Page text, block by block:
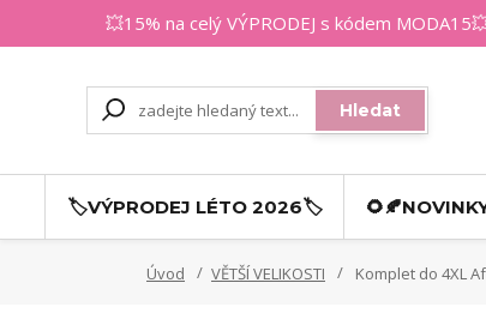
💥15% na celý VÝPRODEJ s kódem
Hledat
🏷️VÝPRODEJ LÉTO 2026🏷️
Úvod VĚTŠÍ VELIKOSTI Komplet do 4XL